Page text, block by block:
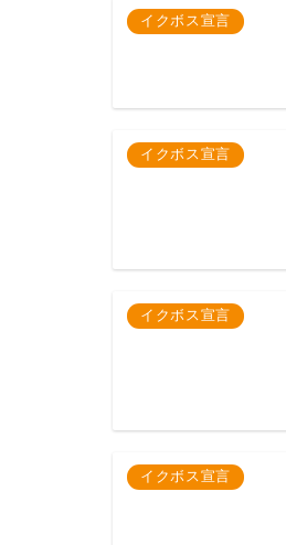
イクボス宣言
イクボス宣言
イクボス宣言
イクボス宣言